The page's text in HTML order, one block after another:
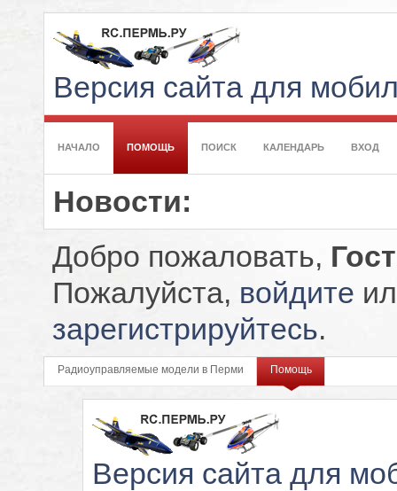
Версия сайта для
НАЧАЛО ПОМОЩЬ ПОИСК КАЛЕНДАРЬ ВХОД
Новости:
Добро пожаловать,
Пожалуйста, войдите
зарегистрируйтесь.
Радиоуправляемые модели в Перми Помощь
Версия сайта для